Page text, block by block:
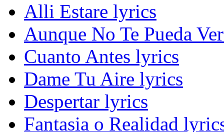
Alli Estare lyrics
Aunque No Te Pueda
Cuanto Antes lyrics
Dame Tu Aire lyrics
Despertar lyrics
Fantasia o Realidad